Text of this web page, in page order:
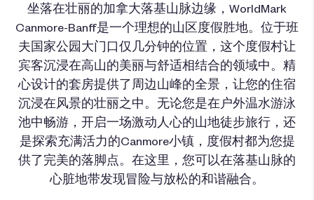
坐落在壮丽的加拿大落基山脉边缘，WorldMark
Canmore-Banff是一个理想的山区度假胜地。位于班
夫国家公园大门口仅几分钟的位置，这个度假村让
宾客沉浸在高山的美丽与舒适相结合的领域中。精
心设计的套房提供了周边山峰的全景，让您的住宿
沉浸在风景的壮丽之中。无论您是在户外温水游泳
池中畅游，开启一场激动人心的山地徒步旅行，还
是探索充满活力的Canmore小镇，度假村都为您提
供了完美的落脚点。在这里，您可以在落基山脉的
心脏地带发现冒险与放松的和谐融合。